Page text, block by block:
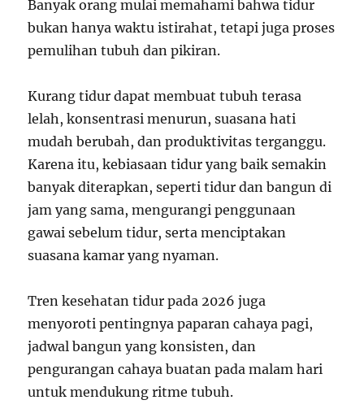
Banyak orang mulai memahami bahwa tidur
bukan hanya waktu istirahat, tetapi juga proses
pemulihan tubuh dan pikiran.
Kurang tidur dapat membuat tubuh terasa
lelah, konsentrasi menurun, suasana hati
mudah berubah, dan produktivitas terganggu.
Karena itu, kebiasaan tidur yang baik semakin
banyak diterapkan, seperti tidur dan bangun di
jam yang sama, mengurangi penggunaan
gawai sebelum tidur, serta menciptakan
suasana kamar yang nyaman.
Tren kesehatan tidur pada 2026 juga
menyoroti pentingnya paparan cahaya pagi,
jadwal bangun yang konsisten, dan
pengurangan cahaya buatan pada malam hari
untuk mendukung ritme tubuh.